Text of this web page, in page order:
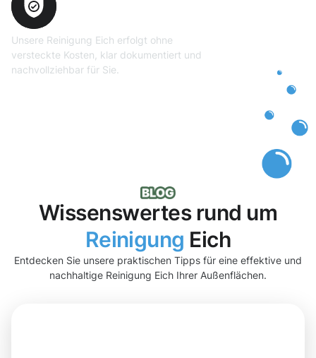
Unsere Reinigung Eich erfolgt ohne
versteckte Kosten, klar dokumentiert und
nachvollziehbar für Sie.
Wissenswertes rund um
Reinigung Eich
Entdecken Sie unsere praktischen Tipps für eine effektive und
nachhaltige Reinigung Eich Ihrer Außenflächen.